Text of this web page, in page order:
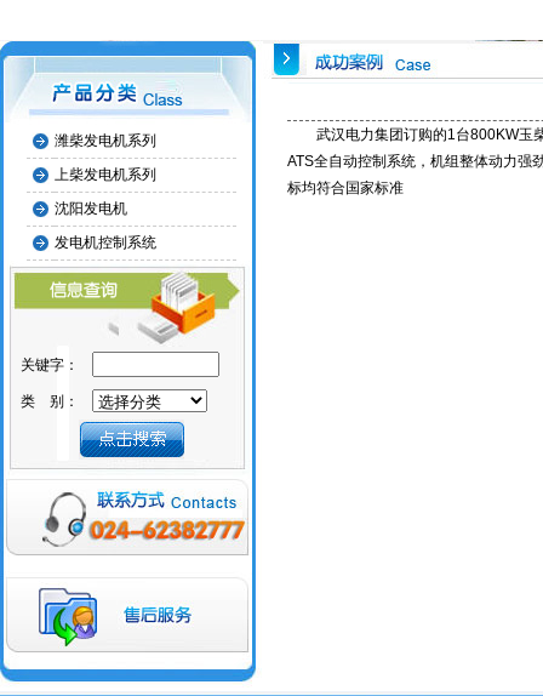
潍柴发电机系列
上柴发电机系列
沈阳发电机
发电机控制系统
关键字：
类 别：
武汉电力集团订购的1台800KW玉柴
ATS全自动控制系统，机组整体动力强
标均符合国家标准